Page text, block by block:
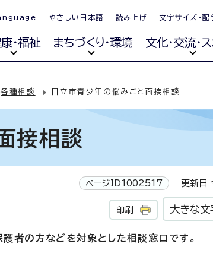
やさしい日本語 読み上げ 文字サイズ・配
・福祉 まちづくり・環境 文化・交流・
各種相談 日立市青少年の悩みごと面接相談
接相談
ページID1002517 更新日
印刷 大きな文
者の方などを対象とした相談窓口です。